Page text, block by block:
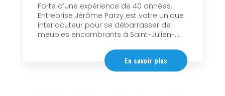
Forte d’une expérience de 40 années,
Entreprise Jérôme Parzy est votre unique
interlocuteur pour se débarrasser de
meubles encombrants à Saint-Julien-...
En savoir plus